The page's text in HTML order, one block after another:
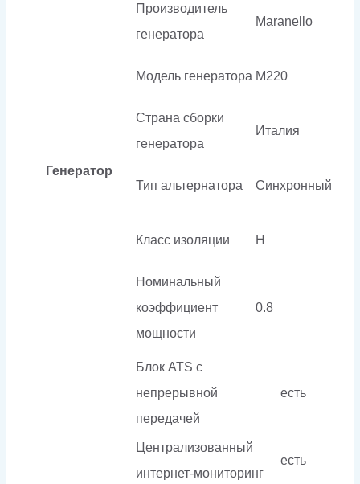
Генератор
Производитель
генератора
Maranello
Модель генератора M220
Страна сборки
генератора
Италия
Тип альтернатора Синхронный
Класс изоляции H
Номинальный
коэффициент
мощности
0.8
Блок ATS с
непрерывной
передачей
есть
Централизованный
интернет-мониторинг
есть